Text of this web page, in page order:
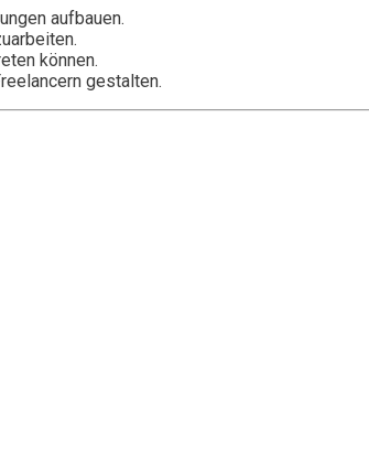
aufbauen.
können.
gestalten.